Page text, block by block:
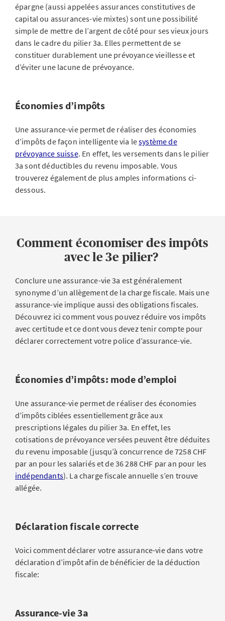
épargne (aussi appelées assurances constitutives de
capital ou assurances-vie mixtes) sont une possibilité
simple de mettre de l’argent de côté pour ses vieux jours
dans le cadre du pilier 3a. Elles permettent de se
constituer durablement une prévoyance vieillesse et
d’éviter une lacune de prévoyance.
Économies d’impôts
Une assurance-vie permet de réaliser des économies
d’impôts de façon intelligente via lesystème de
prévoyance suisse. En effet, les versements dans le pilier
3a sont déductibles du revenu imposable. Vous
trouverez également de plus amples informations ci-
dessous.
Comment économiser des impôts
avec le 3e pilier?
Conclure une assurance-vie 3a est généralement
synonyme d’un allègement de la charge fiscale. Mais une
assurance-vie implique aussi des obligations fiscales.
Découvrez ici comment vous pouvez réduire vos impôts
avec certitude et ce dont vous devez tenir compte pour
déclarer correctement votre police d’assurance-vie.
Économies d’impôts: mode d’emploi
Une assurance-vie permet de réaliser des économies
d’impôts ciblées essentiellement grâce aux
prescriptions légales du pilier 3a. En effet, les
cotisations de prévoyance versées peuvent être déduites
du revenu imposable (jusqu’à concurrence de 7258 CHF
par an pour les salariés et de 36 288 CHF par an pour les
indépendants). La charge fiscale annuelle s’en trouve
allégée.
Déclaration fiscale correcte
Voici comment déclarer votre assurance-vie dans votre
déclaration d’impôt afin de bénéficier de la déduction
fiscale:
Assurance-vie 3a